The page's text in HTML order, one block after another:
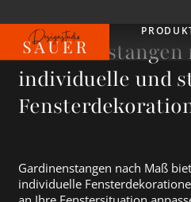
Produkte
Gardinenstangen
individuelle und
Gardinenstangen nach Maß
individuelle